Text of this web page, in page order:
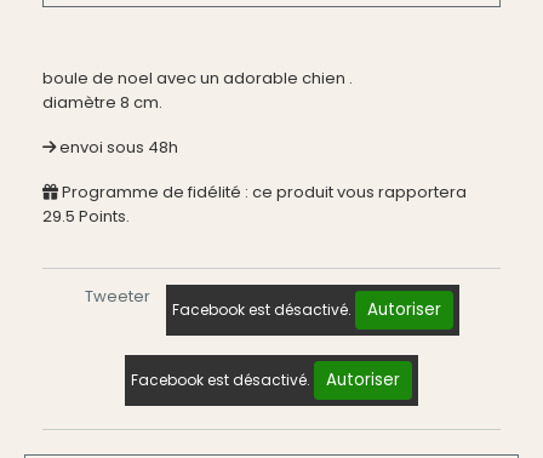
boule de noel avec un adorable chien .
diamètre 8 cm.
envoi sous 48h
Programme de fidélité : ce produit vous rapportera
29.5 Points.
Tweeter
Facebook est désactivé. Autoriser
Facebook est désactivé. Autoriser